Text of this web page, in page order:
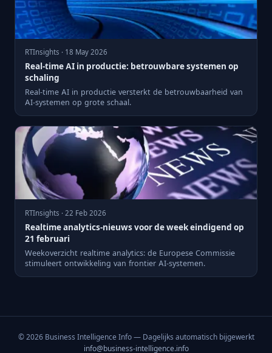
RTInsights · 18 May 2026
Real-time AI in productie: betrouwbare systemen op
schaling
Real-time AI in productie versterkt de betrouwbaarheid van
AI-systemen op grote schaal.
RTInsights · 22 Feb 2026
Realtime analytics-nieuws voor de week eindigend op
21 februari
Weekoverzicht realtime analytics: de Europese Commissie
stimuleert ontwikkeling van frontier AI-systemen.
© 2026 Business Intelligence Info — Dagelijks automatisch bijgewerkt
info@business-intelligence.info